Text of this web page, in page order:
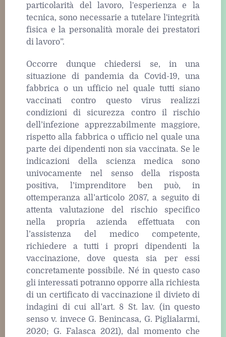
particolarità del lavoro, l'esperienza e la
tecnica, sono necessarie a tutelare l'integrità
fisica e la personalità morale dei prestatori
di lavoro”.
Occorre dunque chiedersi se, in una
situazione di pandemia da Covid-19, una
fabbrica o un ufficio nel quale tutti siano
vaccinati contro questo virus realizzi
condizioni di sicurezza contro il rischio
dell’infezione apprezzabilmente maggiore,
rispetto alla fabbrica o ufficio nel quale una
parte dei dipendenti non sia vaccinata. Se le
indicazioni della scienza medica sono
univocamente nel senso della risposta
positiva, l’imprenditore ben può, in
ottemperanza all’articolo 2087, a seguito di
attenta valutazione del rischio specifico
nella propria azienda effettuata con
l’assistenza del medico competente,
richiedere a tutti i propri dipendenti la
vaccinazione, dove questa sia per essi
concretamente possibile. Né in questo caso
gli interessati potranno opporre alla richiesta
di un certificato di vaccinazione il divieto di
indagini di cui all’art. 8 St. lav. (in questo
senso v. invece G. Benincasa, G. Piglialarmi,
2020; G. Falasca 2021), dal momento che